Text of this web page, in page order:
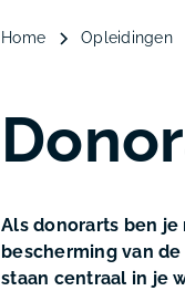
Home Opleidingen
Als donorarts ben
bescherming van
staan centraal in je